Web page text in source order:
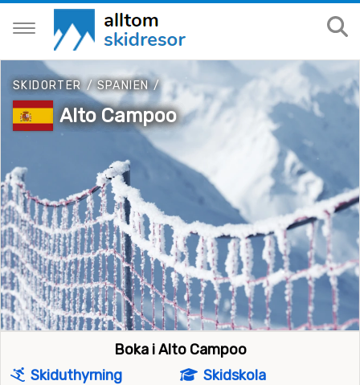
SKIDORTER / SPANIEN/
Alto Campoo
Boka i Alto Campoo
Skiduthyrning
Skidskola